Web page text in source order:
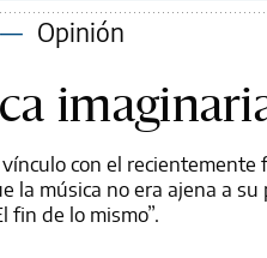
— Opinión
con el
la música no era ajena a
fin de lo mismo”.